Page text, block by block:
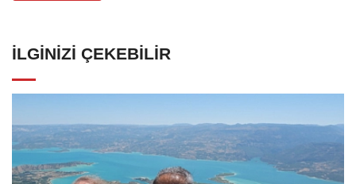
İLGINIZI ÇEKEBILIR